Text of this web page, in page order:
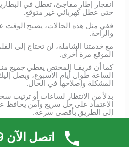
انفجار إطار مفاجئ، تعطل في
حتى عطل كهربائي غير متوقع.
ففي مثل هذه الحالات، يصبح الوقت
والراحة.
مع خدمتنا الشاملة، لن تحتاج إلى
الموقع مرة أخرى.
كما أن فريقنا المختص يغطي جميع
الساعة طوال أيام الأسبوع، ويصل
المشكلة وإصلاحها في الحال.
بدلاً من الانتظار لساعات أو ترتيب
الاعتماد على حل سريع وآمن
إلى الطريق بأقصى سرعة.
ففريقنا المدرب سيكون عند موقعك
اتصل الآن 55172929